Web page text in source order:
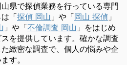
県で探偵業務を行っている専門
「探偵 岡山 」や「岡山 探偵 」
」や「不倫調査 岡山 」をはじめ
を提供しています。確かな調査
緻密な調査で、個人の悩みや企
す。